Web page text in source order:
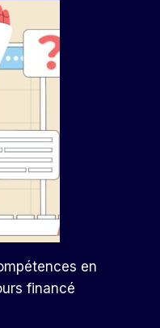
en
financé